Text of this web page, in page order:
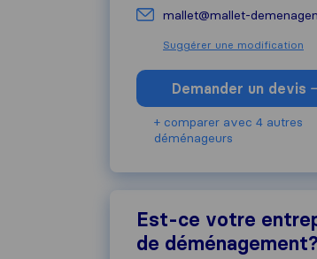
Suggérer une modification
Demander un devis
+ comparer avec 4 autres
déménageurs
Est-ce votre
de déménagement?